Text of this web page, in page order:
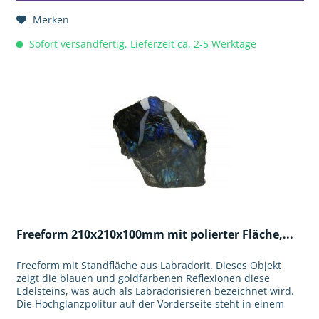
Merken
Sofort versandfertig, Lieferzeit ca. 2-5 Werktage
Freeform 210x210x100mm mit polierter Fläche,...
Freeform mit Standfläche aus Labradorit. Dieses Objekt
zeigt die blauen und goldfarbenen Reflexionen diese
Edelsteins, was auch als Labradorisieren bezeichnet wird.
Die Hochglanzpolitur auf der Vorderseite steht in einem